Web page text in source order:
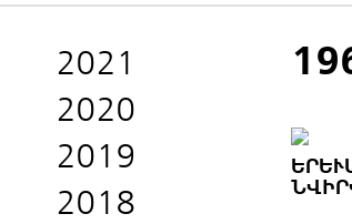
2021
2020
2019
2018